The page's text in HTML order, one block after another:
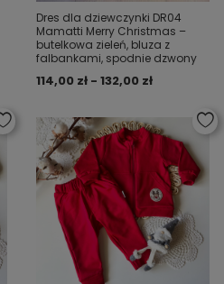
Dres dla dziewczynki DR04
Mamatti Merry Christmas –
butelkowa zieleń, bluza z
falbankami, spodnie dzwony
114,00 zł - 132,00 zł